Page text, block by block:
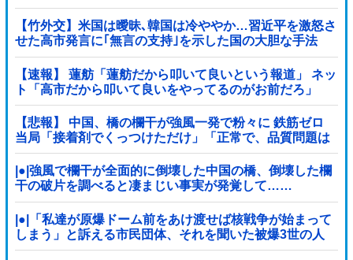
【竹外交】米国は曖昧､韓国は冷ややか…習近平を激怒さ
せた高市発言に｢無言の支持｣を示した国の大胆な手法
【速報】 蓮舫「蓮舫だから叩いて良いという報道」 ネッ
ト「高市だから叩いて良いをやってるのがお前だろ」
【悲報】 中国、橋の欄干が強風一発で粉々に 鉄筋ゼロ
当局「接着剤でくっつけただけ」「正常で、品質問題は
ない」
|●|強風で欄干が全面的に倒壊した中国の橋、倒壊した欄
干の破片を調べると凄まじい事実が発覚して……
|●|「私達が原爆ドーム前をあけ渡せば核戦争が始まって
しまう」と訴える市民団体、それを聞いた被爆3世の人
が……